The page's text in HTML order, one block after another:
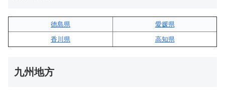
徳島県
愛媛県
香川県
高知県
九州地方